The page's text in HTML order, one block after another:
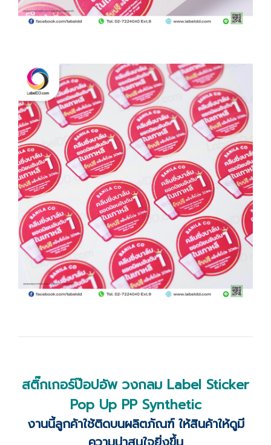
สติ๊กเกอร์ป๊อปอัพ วงกลม Label Sticker
Pop Up PP Synthetic
งานนี้ลูกค้าใช้ติดบนผลิตภัณฑ์ ให้สินค้าให้ดูมี